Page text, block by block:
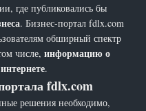
где публиковались бы
. Бизнес-портал fdlx.com
обширный спектр
числе,информацию о
.
fdlx.com
решения необходимо,